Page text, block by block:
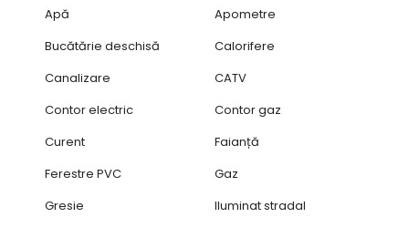
Apă
Apometre
Bucătărie deschisă
Calorifere
Canalizare
CATV
Contor electric
Contor gaz
Curent
Faianță
Ferestre PVC
Gaz
Gresie
Iluminat stradal